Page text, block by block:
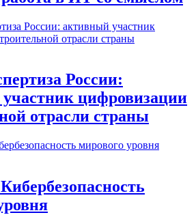
России:
цифровизации
отрасли страны